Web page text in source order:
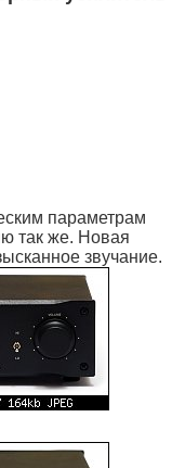
параметрам
так же. Новая
звучание.